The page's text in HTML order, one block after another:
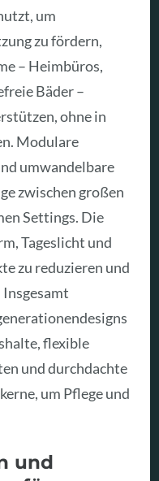
um
zu fördern,
– Heimbüros,
Bäder –
ohne in
Modulare
umwandelbare
zwischen großen
Settings. Die
Tageslicht und
zu reduzieren und
flexible
und durchdachte
um Pflege und
und